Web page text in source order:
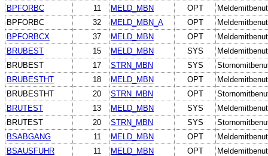
BPFORBC
11 MELD_MBN OPT
BPFORBC
32 MELD_MBN_A OPT
BPFORBCX
37 MELD_MBN OPT
BRUBEST
15 MELD_MBN SYS
BRUBEST
17 STRN_MBN SYS
BRUBESTHT
18 MELD_MBN OPT
BRUBESTHT
20 STRN_MBN OPT
BRUTEST
13 MELD_MBN SYS
BRUTEST
20 STRN_MBN SYS
BSABGANG
11 MELD_MBN OPT
BSAUSFUHR
11 MELD_MBN OPT